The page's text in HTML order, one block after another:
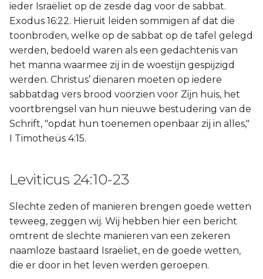
ieder Israëliet op de zesde dag voor de sabbat.
Exodus 16:22. Hieruit leiden sommigen af dat die
toonbroden, welke op de sabbat op de tafel gelegd
werden, bedoeld waren als een gedachtenis van
het manna waarmee zij in de woestijn gespijzigd
werden. Christus’ dienaren moeten op iedere
sabbatdag vers brood voorzien voor Zijn huis, het
voortbrengsel van hun nieuwe bestudering van de
Schrift, "opdat hun toenemen openbaar zij in alles,"
I Timotheüs 4:15.
Leviticus 24:10-23
Slechte zeden of manieren brengen goede wetten
teweeg, zeggen wij. Wij hebben hier een bericht
omtrent de slechte manieren van een zekeren
naamloze bastaard Israëliet, en de goede wetten,
die er door in het leven werden geroepen.